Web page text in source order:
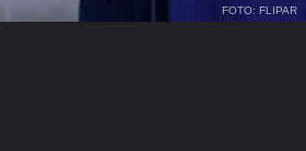
FOTO: FLIPAR